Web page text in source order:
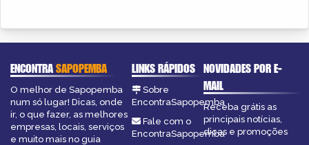
ENCONTRASAPOPEMBA
O melhor de Sapopemba
num só lugar! Dicas, onde
ir, o que fazer, as melhores
empresas, locais, serviços
e muito mais no guia
LINKS RÁPIDOS
Sobre
EncontraSapopemba
Fale com o
EncontraSapopemba
NOVIDADES POR E-
MAIL
Receba grátis as
principais notícias,
dicas e promoções